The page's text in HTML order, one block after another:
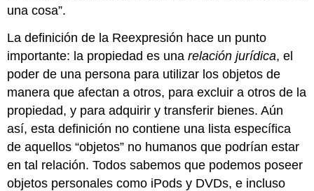
una cosa”.
La definición de la Reexpresión hace un punto
importante: la propiedad es unarelación jurídica, el
poder de una persona para utilizar los objetos de
manera que afectan a otros, para excluir a otros de la
propiedad, y para adquirir y transferir bienes. Aún
así, esta definición no contiene una lista específica
de aquellos “objetos” no humanos que podrían estar
en tal relación. Todos sabemos que podemos poseer
objetos personales como iPods y DVDs, e incluso